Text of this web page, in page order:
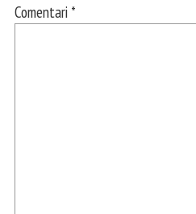
Comentari *